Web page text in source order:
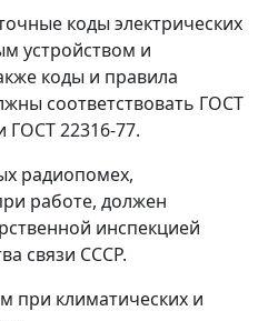
коды электрических
устройством и
коды и правила
соответствовать ГОСТ
ГОСТ 22316-77.
радиопомех,
работе, должен
инспекцией
связи СССР.
при климатических и